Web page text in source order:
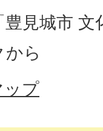
見城市
から
ップ